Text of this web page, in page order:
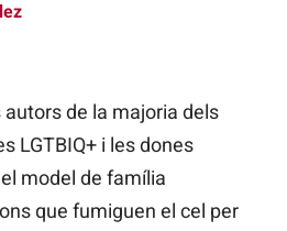
de la majoria dels
LGTBIQ+ i les dones
model de família
que fumiguen el cel per